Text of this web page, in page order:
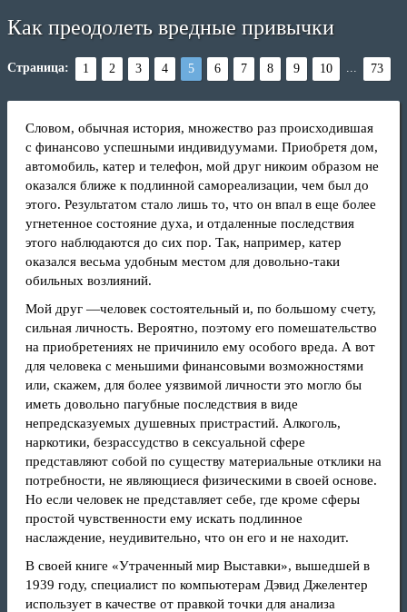
Как преодолеть вредные привычки
Страница: 1 2 3 4 5 6 7 8 9 10 ... 73
Словом, обычная история, множество раз происходившая
с финансово успешными индивидуумами. Приобретя дом,
автомобиль, катер и телефон, мой друг никоим образом не
оказался ближе к подлинной самореализации, чем был до
этого. Результатом стало лишь то, что он впал в еще более
угнетенное состояние духа, и отдаленные последствия
этого наблюдаются до сих пор. Так, например, катер
оказался весьма удобным местом для довольно-таки
обильных возлияний.
Мой друг —человек состоятельный и, по большому счету,
сильная личность. Вероятно, поэтому его помешательство
на приобретениях не причинило ему особого вреда. А вот
для человека с меньшими финансовыми возможностями
или, скажем, для более уязвимой личности это могло бы
иметь довольно пагубные последствия в виде
непредсказуемых душевных пристрастий. Алкоголь,
наркотики, безрассудство в сексуальной сфере
представляют собой по существу материальные отклики на
потребности, не являющиеся физическими в своей основе.
Но если человек не представляет себе, где кроме сферы
простой чувственности ему искать подлинное
наслаждение, неудивительно, что он его и не находит.
В своей книге «Утраченный мир Выставки», вышедшей в
1939 году, специалист по компьютерам Дэвид Джелентер
использует в качестве от правкой точки для анализа